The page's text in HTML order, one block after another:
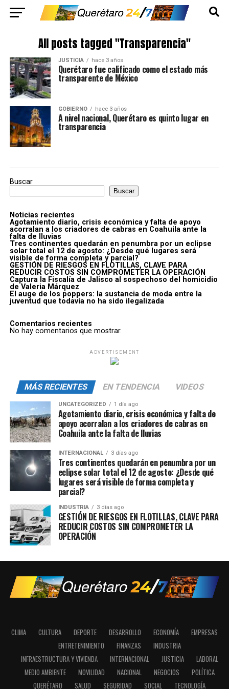
All posts tagged "Transparencia"
JUSTICIA hace 3 años
Querétaro fue calificado como el estado más
transparente de México
GOBIERNO hace 3 años
A nivel nacional, Querétaro es quinto lugar en
transparencia
Buscar
Buscar
Noticias recientes
Agotamiento diario, crisis económica y falta de apoyo
acorralan a los criadores de cabras en Coahuila ante la
falta de lluvias
Tres continentes quedarán en penumbra por un eclipse
solar total el 12 de agosto: ¿Desde qué lugares será
visible de forma completa y parcial?
GESTIÓN DE RIESGOS EN FLOTILLAS, CLAVE PARA
REDUCIR COSTOS SIN COMPROMETER LA OPERACIÓN
Captura la Fiscalía de Jalisco al sospechoso del homicidio
de Valeria Márquez
El auge de los poppers: la sustancia de moda entre la
juventud que todavía no ha sido ilegalizada
Comentarios recientes
No hay comentarios que mostrar.
ADVERTISEMENT
MÁS RECIENTES EN TENDENCIA VIDEOS
UNCATEGORIZED 1 día ago
Agotamiento diario, crisis económica y falta de
apoyo acorralan a los criadores de cabras en
Coahuila ante la falta de lluvias
INTERNACIONAL 3 días ago
Tres continentes quedarán en penumbra por un
eclipse solar total el 12 de agosto: ¿Desde qué
lugares será visible de forma completa y
parcial?
INDUSTRIA 3 días ago
GESTIÓN DE RIESGOS EN FLOTILLAS, CLAVE PARA
REDUCIR COSTOS SIN COMPROMETER LA
OPERACIÓN
CLIMA CULTURA DEPORTE DESARROLLO ECONOMÍA
EMPRESAS
ENTRETENIMIENTO
FINANZAS
INDUSTRIA
INFRAESTRUCTURA Y VIVIENDA
INTERNACIONAL JUSTICIA
LABORAL
MEDIO AMBIENTE
MOVILIDAD NACIONAL NEGOCIOS
POLÍTICA
QUERÉTARO
SALUD SEGURIDAD SOCIAL TECNOLOGÍA